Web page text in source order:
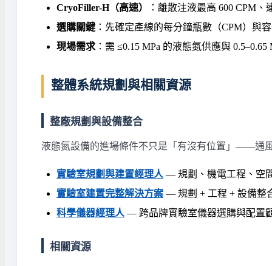
CryoFiller-H（高速）
：離散注液最高 600 CPM、
選購關鍵 ：先確定產線的每分鐘瓶數（CPM）與
現場需求 ：需 ≤0.15 MPa 的液態氮供應與
整體系統規劃與相關資源
整廠規劃與設備整合
液態氮設備的進場條件不只是「有沒有位置」——通
實驗室規劃與建置經理人 — 規劃、機電工程、空
實驗室建置完整解決方案 — 規劃 + 工程 + 設備整
科學儀器經理人 — 跨品牌實驗室儀器選購與配置
相關資源